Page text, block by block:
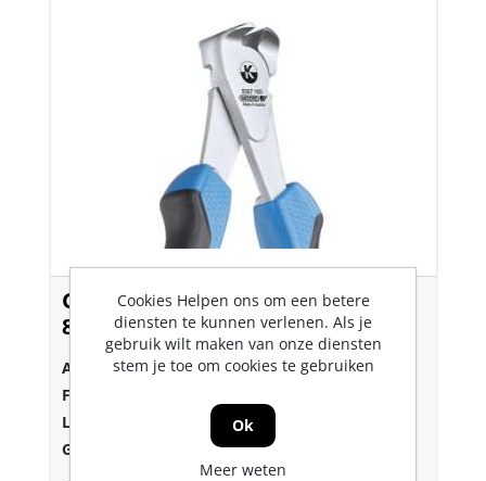
Gedore Kopkniptang 160mm
8367JC
Art.nr.:
0605503
Fabrikant:
Lev.nr.::
6749150
Gtin:
4010886674918
Cookies Helpen ons om een betere
diensten te kunnen verlenen. Als je
gebruik wilt maken van onze diensten
stem je toe om cookies te gebruiken
Ok
Meer weten